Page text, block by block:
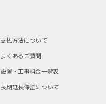
支払方法について
よくあるご質問
設置・工事料金一覧表
長期延長保証について